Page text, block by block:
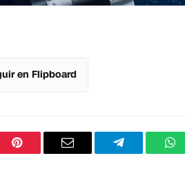
en Flipboard
PinterestCorreo
Telegram